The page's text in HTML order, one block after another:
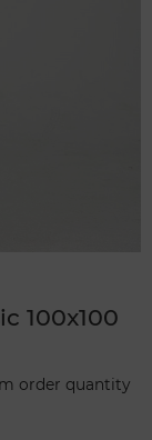
100x100
order quantity